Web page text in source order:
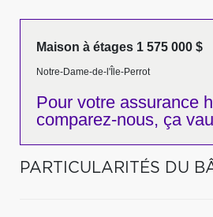
Maison à étages 1 575 000 $
Notre-Dame-de-l'Île-Perrot
Pour votre assurance
comparez-nous, ça
PARTICULARITÉS DU